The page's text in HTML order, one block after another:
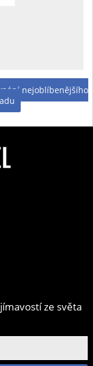
nejoblíbenějšího
ze světa